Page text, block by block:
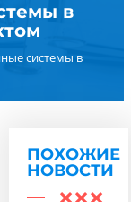
в
системы в
ПОХОЖИЕ
НОВОСТИ